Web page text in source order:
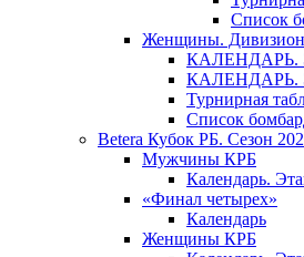
Список
Женщины.
КАЛЕНДАРЬ.
КАЛЕНДАРЬ.
Турнирная
Список
Betera Кубок РБ. Сезон
Мужчины КРБ
Календарь.
«Финал четырех»
Календарь
Женщины КРБ